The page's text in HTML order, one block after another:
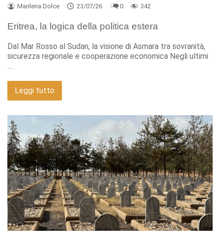
Marilena Dolce 23/07/26 0 342
Eritrea, la logica della politica estera
Dal Mar Rosso al Sudan, la visione di Asmara tra sovranità,
sicurezza regionale e cooperazione economica Negli ultimi
Leggi tutto